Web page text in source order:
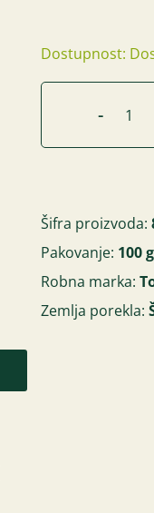
Dostupnost:
-
Šifra proizvoda:
Pakovanje: 100 g
Robna marka:
Zemlja porekla: